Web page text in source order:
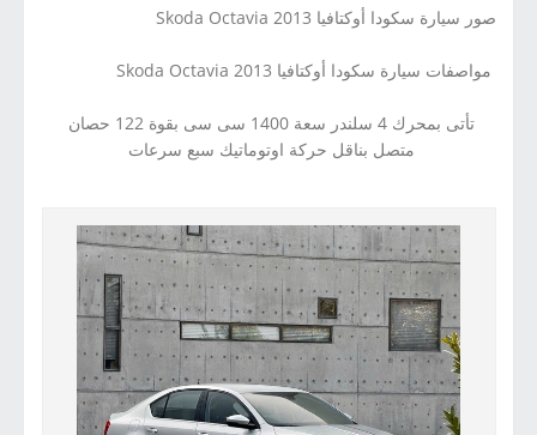
صور سيارة سكودا أوكتافيا 2013 Skoda Octavia
مواصفات سيارة سكودا أوكتافيا 2013 Skoda Octavia
تأتى بمحرك 4 سلندر سعة 1400 سى سى بقوة 122 حصان
متصل بناقل حركة اوتوماتيك سبع سرعات